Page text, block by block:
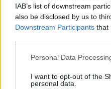
IAB’s list of downstream
also be disclosed by us to
Downstream Participants that
Personal Data
I want to opt-out of the
personal data.